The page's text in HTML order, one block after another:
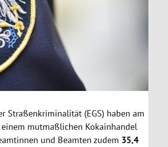
Straßenkriminalität (EGS) haben am
mutmaßlichen Kokainhandel
und Beamten zudem 35,4